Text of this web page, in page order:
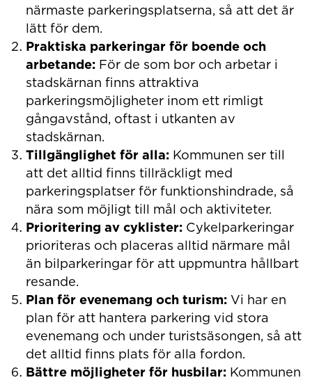
närmaste parkeringsplatserna, så att det är
lätt för dem.
Praktiska parkeringar för boende och
arbetande:För de som bor och arbetar i
stadskärnan finns attraktiva
parkeringsmöjligheter inom ett rimligt
gångavstånd, oftast i utkanten av
stadskärnan.
Tillgänglighet för alla:Kommunen ser till
att det alltid finns tillräckligt med
parkeringsplatser för funktionshindrade, så
nära som möjligt till mål och aktiviteter.
Prioritering av cyklister:Cykelparkeringar
prioriteras och placeras alltid närmare mål
än bilparkeringar för att uppmuntra hållbart
resande.
Plan för evenemang och turism:Vi har en
plan för att hantera parkering vid stora
evenemang och under turistsäsongen, så att
det alltid finns plats för alla fordon.
Bättre möjligheter för husbilar:Kommunen